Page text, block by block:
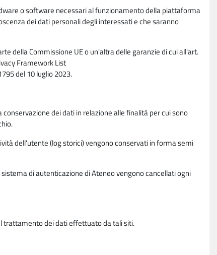
o software necessari al funzionamento della piattaforma
dei dati personali degli interessati e che saranno
della Commissione UE o un'altra delle garanzie di cui all'art.
Framework List
del 10 luglio 2023.
dei dati in relazione alle finalità per cui sono
dell'utente (log storici) vengono conservati in forma semi
di autenticazione di Ateneo vengono cancellati ogni
trattamento dei dati effettuato da tali siti.